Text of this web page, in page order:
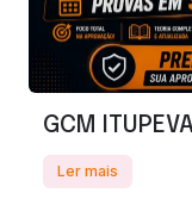
GCM
Ler mais